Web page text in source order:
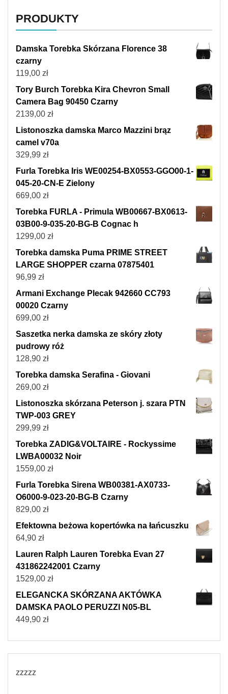
PRODUKTY
Damska Torebka Skórzana Florence 38
czarny
119,00 zł
Tory Burch Torebka Kira Chevron Small
Camera Bag 90450 Czarny
2139,00 zł
Listonoszka damska Marco Mazzini brąz
camel v70a
329,99 zł
Furla Torebka Iris WE00254-BX0553-GGO00-1-
045-20-CN-E Zielony
669,00 zł
Torebka FURLA - Primula WB00667-BX0613-
03B00-9-035-20-BG-B Cognac h
1299,00 zł
Torebka damska Puma PRIME STREET
LARGE SHOPPER czarna 07875401
96,99 zł
Armani Exchange Plecak 942660 CC793
00020 Czarny
699,00 zł
Saszetka nerka damska ze skóry złoty
pudrowy róż
128,90 zł
Torebka damska Serafina - Giovani
269,00 zł
Listonoszka skórzana Peterson j. szara PTN
TWP-003 GREY
299,99 zł
Torebka ZADIG&VOLTAIRE - Rockyssime
LWBA00032 Noir
1559,00 zł
Furla Torebka Sirena WB00381-AX0733-
O6000-9-023-20-BG-B Czarny
829,00 zł
Efektowna beżowa kopertówka na łańcuszku
64,90 zł
Lauren Ralph Lauren Torebka Evan 27
431862242001 Czarny
1529,00 zł
ELEGANCKA SKÓRZANA AKTÓWKA
DAMSKA PAOLO PERUZZI N05-BL
449,90 zł
zzzzz